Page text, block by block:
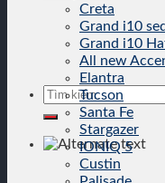
Tìm
kiếm:
Creta
Grand i10
Grand i10
All new
Elantra
Tucson
Santa Fe
Stargazer
IONIQ 5
Custin